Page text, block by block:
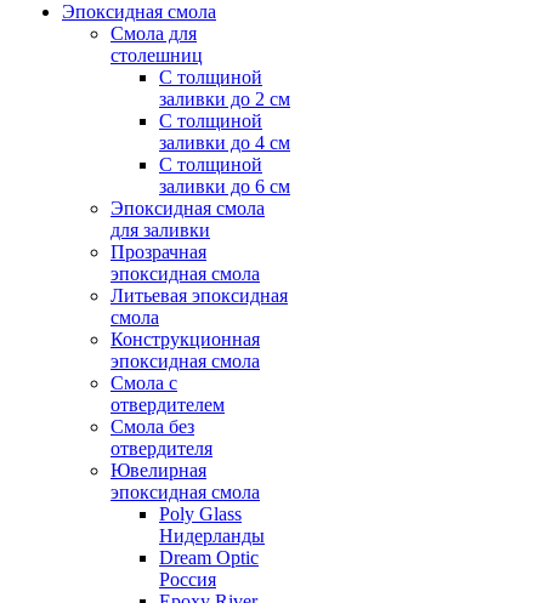
Эпоксидная смола
Смола для
столешниц
С толщиной
заливки до 2 см
С толщиной
заливки до 4 см
С толщиной
заливки до 6 см
Эпоксидная смола
для заливки
Прозрачная
эпоксидная смола
Литьевая эпоксидная
смола
Конструкционная
эпоксидная смола
Смола с
отвердителем
Смола без
отвердителя
Ювелирная
эпоксидная смола
Poly Glass
Нидерланды
Dream Optic
Россия